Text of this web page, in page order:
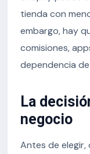
tienda con
embargo, hay
comisiones,
dependencia
La
negocio
Antes de